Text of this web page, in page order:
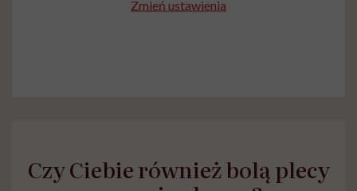
Zmień ustawienia
Czy Ciebie również bolą plecy